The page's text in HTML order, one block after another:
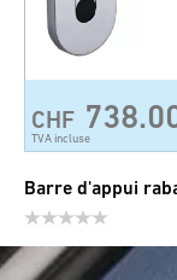
CHF
TVA incluse
Barre d'appui